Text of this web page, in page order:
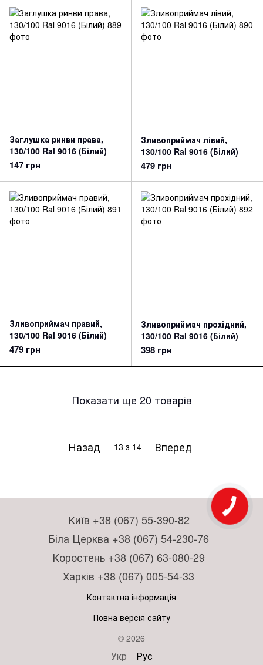
Заглушка ринви права,
130/100 Ral 9016 (Білий)
147 грн
Зливоприймач лівий,
130/100 Ral 9016 (Білий)
479 грн
Зливоприймач правий,
130/100 Ral 9016 (Білий)
479 грн
Зливоприймач прохідний,
130/100 Ral 9016 (Білий)
398 грн
Показати ще 20 товарів
Назад 13 з 14 Вперед
Київ +38 (067) 55-390-82
Біла Церква +38 (067) 54-230-76
Коростень +38 (067) 63-080-29
Харків +38 (067) 005-54-33
Контактна інформація
Повна версія сайту
© 2026
Укр Рус